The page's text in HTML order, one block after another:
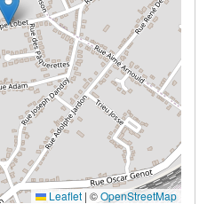
Leaflet | ©OpenStreetMap